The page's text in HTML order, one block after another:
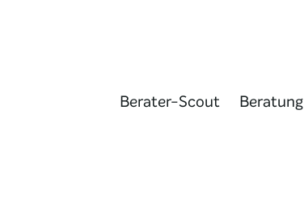
Berater-Scout Beratung